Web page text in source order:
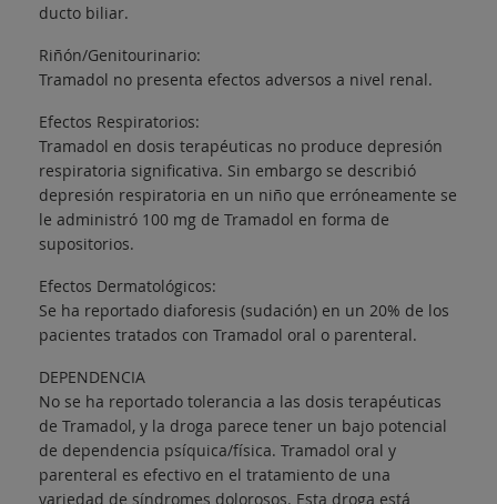
ducto biliar.
Riñón/Genitourinario:
Tramadol no presenta efectos adversos a nivel renal.
Efectos Respiratorios:
Tramadol en dosis terapéuticas no produce depresión
respiratoria significativa. Sin embargo se describió
depresión respiratoria en un niño que erróneamente se
le administró 100 mg de Tramadol en forma de
supositorios.
Efectos Dermatológicos:
Se ha reportado diaforesis (sudación) en un 20% de los
pacientes tratados con Tramadol oral o parenteral.
DEPENDENCIA
No se ha reportado tolerancia a las dosis terapéuticas
de Tramadol, y la droga parece tener un bajo potencial
de dependencia psíquica/física. Tramadol oral y
parenteral es efectivo en el tratamiento de una
variedad de síndromes dolorosos. Esta droga está